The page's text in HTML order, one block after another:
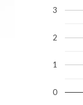
0
1
2
3